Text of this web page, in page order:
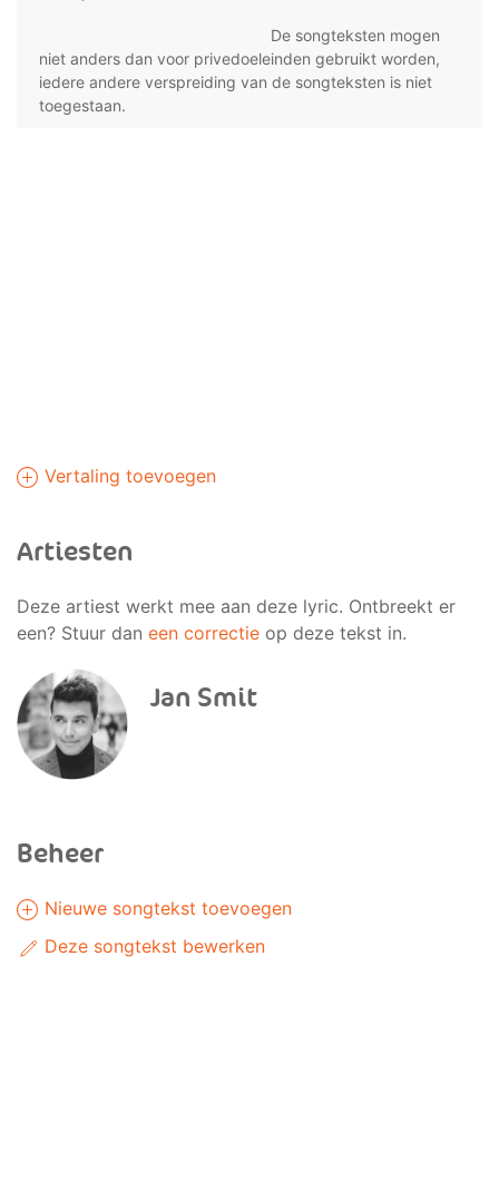
De songteksten mogen
niet anders dan voor privedoeleinden gebruikt worden,
iedere andere verspreiding van de songteksten is niet
toegestaan.
Vertaling toevoegen
Artiesten
Deze artiest werkt mee aan deze lyric. Ontbreekt er
een? Stuur dan een correctie op deze tekst in.
Jan Smit
Beheer
Nieuwe songtekst toevoegen
Deze songtekst bewerken